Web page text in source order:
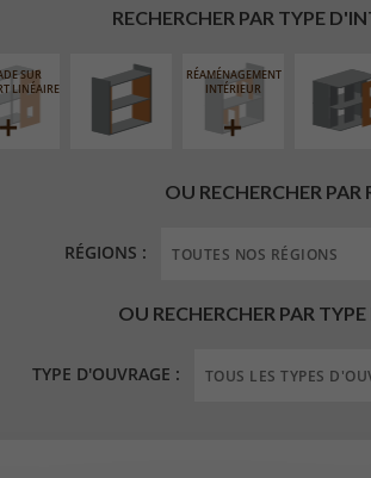
RECHERCHER PAR TYPE
SUR
LINÉAIRE
INTÉRIEURE
RÉAMÉNAGEMENT
INTÉRIEUR
OU RECHERCHER PAR
RÉGIONS :
OU RECHERCHER PAR
TYPE D'OUVRAGE :